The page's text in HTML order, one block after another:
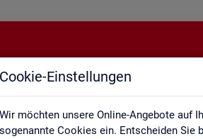
Cookie-Einstellungen
Wir möchten unsere Online-Angebote auf
sogenannte Cookies ein. Entscheiden Sie